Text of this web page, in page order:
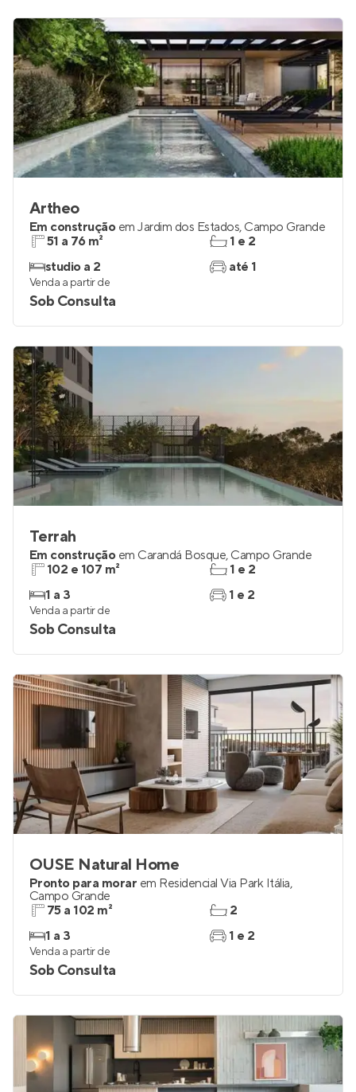
Artheo
Em construção em Jardim dos Estados, Campo Grande
51 a 76 m²
studio a 2
1 e 2
até 1
Venda a partir de
Sob Consulta
Terrah
Em construção em Carandá Bosque, Campo Grande
102 e 107 m²
1 a 3
1 e 2
1 e 2
Venda a partir de
Sob Consulta
OUSE Natural Home
Pronto para morar em Residencial Via Park Itália,
Campo Grande
75 a 102 m²
1 a 3
2
1 e 2
Venda a partir de
Sob Consulta